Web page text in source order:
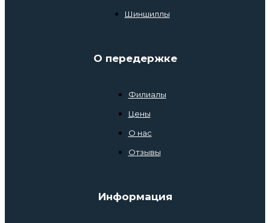
Шиншиллы
Информация
О передержке
Филиалы
Цены
О нас
Отзывы